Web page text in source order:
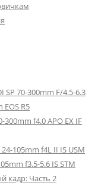
SP 70-300mm F/4.5-6.3
EOS R5
f4.0 APO EX IF
105mm f4L II IS USM
f3.5-5.6 IS STM
кадр: Часть 2